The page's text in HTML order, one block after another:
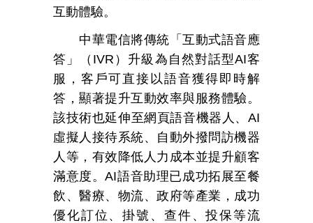
互動體驗。
中華電信將傳統「互動式語音應
答」（ IVR ）升級為自然對話型AI客
服，客戶可直接以語音獲得即時解
答，顯著提升互動效率與服務體驗。
該技術也延伸至網頁語音機器人、 AI
虛擬人接待系統、自動外撥問訪機器
人等，有效降低人力成本並提升顧客
滿意度。AI語音助理已成功拓展至餐
飲、醫療、物流、政府等產業，成功
優化訂位、掛號、查件、投保等流